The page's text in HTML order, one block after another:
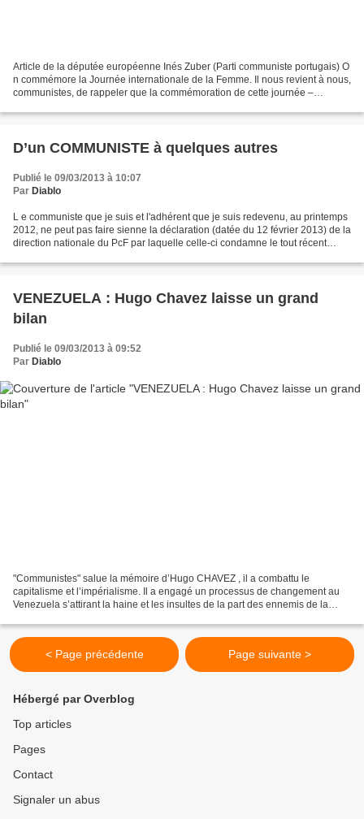
Article de la députée européenne Inés Zuber (Parti communiste portugais) O
n commémore la Journée internationale de la Femme. Il nous revient à nous,
communistes, de rappeler que la commémoration de cette journée –
D’un COMMUNISTE à quelques autres
Publié le 09/03/2013 à 10:07
Par Diablo
L e communiste que je suis et l'adhérent que je suis redevenu, au printemps
2012, ne peut pas faire sienne la déclaration (datée du 12 février 2013) de la
direction nationale du PcF par laquelle celle-ci condamne le tout récent
VENEZUELA : Hugo Chavez laisse un grand
bilan
Publié le 09/03/2013 à 09:52
Par Diablo
"Communistes" salue la mémoire d’Hugo CHAVEZ , il a combattu le
capitalisme et l’impérialisme. Il a engagé un processus de changement au
Venezuela s’attirant la haine et les insultes de la part des ennemis de la
< Page précédente Page suivante >
Hébergé par Overblog
Top articles
Pages
Contact
Signaler un abus